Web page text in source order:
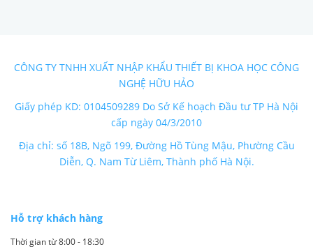
CÔNG TY TNHH XUẤT NHẬP KHẨU THIẾT BỊ KHOA HỌC CÔNG
NGHỆ HỮU HẢO
Giấy phép KD: 0104509289 Do Sở Kế hoạch Đầu tư TP Hà Nội
cấp ngày 04/3/2010
Địa chỉ: số 18B, Ngõ 199, Đường Hồ Tùng Mậu, Phường Cầu
Diễn, Q. Nam Từ Liêm, Thành phố Hà Nội.
Hỗ trợ khách hàng
Thời gian từ 8:00 - 18:30